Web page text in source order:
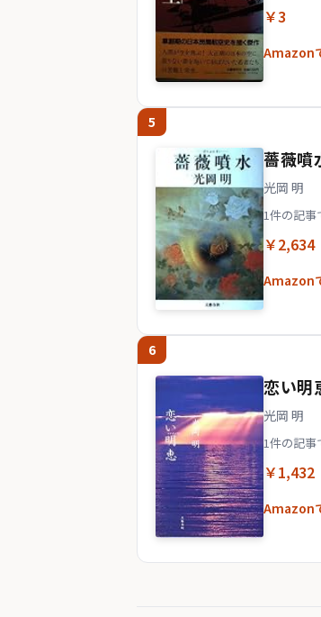
￥3
Amazon
5
薔薇噴
光岡 明
1件の記事
￥2,634
Amazon
6
恋い明
光岡 明
1件の記事
￥1,432
Amazon